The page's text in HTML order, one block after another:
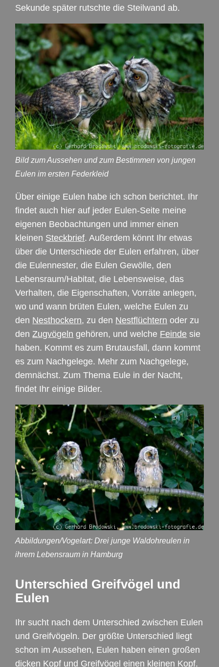
Sekunde später rutschte die Steilwand ab.
Bild zum Aussehen und zum Bestimmen von jungen
Eulen im ersten Federkleid
Über einige Eulen habe ich schon berichtet. Ihr
findet auch hier auf jeder Eulen-Seite meine
eigenen Beobachtungen und immer einen
kleinen Steckbrief. Außerdem könnt Ihr etwas
über die Unterschiede der Eulen erfahren, über
die Eulennester, die Eulen Gewölle, den
Lebensraum/Habitat, die Lebensweise, das
Verhalten, die Eigenschaften, Vorräte anlegen,
wo und wann brüten Eulen, welche Eulen zu
den Nesthockern, zu den Nestflüchtern oder zu
denZugvögeln gehören, und welche Feinde sie
haben. Kommt es zum Brutausfall, dann kommt
es zum Nachgelege. Mehr zum Nachgelege,
demnächst. Zum Thema Eule in der Nacht,
findet Ihr einige Bilder.
Abbildungen/Vogelart: Drei junge Waldohreulen in
ihrem Lebensraum in Hamburg
Unterschied Greifvögel und
Eulen
Ihr sucht nach dem Unterschied zwischen Eulen
und Greifvögeln. Der größte Unterschied liegt
schon im Aussehen, Eulen haben einen großen
dicken Kopf und Greifvögel einen kleinen Kopf.